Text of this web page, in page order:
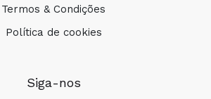
Termos & Condições
Política de cookies
Siga-nos